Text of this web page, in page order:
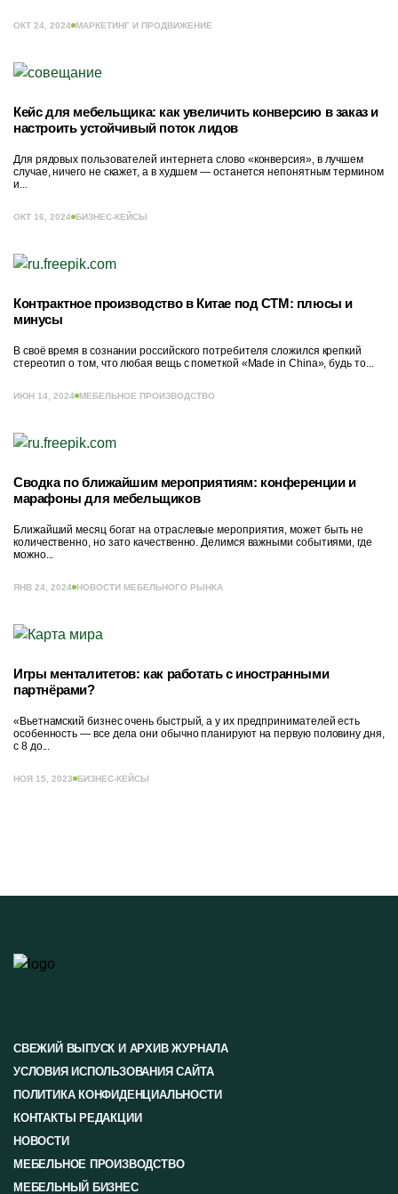
ОКТ 24, 2024 МАРКЕТИНГ И ПРОДВИЖЕНИЕ
Кейс для мебельщика: как увеличить конверсию в заказ и
настроить устойчивый поток лидов
Для рядовых пользователей интернета слово «конверсия», в лучшем
случае, ничего не скажет, а в худшем — останется непонятным термином
и...
ОКТ 16, 2024 БИЗНЕС-КЕЙСЫ
Контрактное производство в Китае под СТМ: плюсы и
минусы
В своё время в сознании российского потребителя сложился крепкий
стереотип о том, что любая вещь с пометкой «Made in China», будь то...
ИЮН 14, 2024 МЕБЕЛЬНОЕ ПРОИЗВОДСТВО
Сводка по ближайшим мероприятиям: конференции и
марафоны для мебельщиков
Ближайший месяц богат на отраслевые мероприятия, может быть не
количественно, но зато качественно. Делимся важными событиями, где
можно...
ЯНВ 24, 2024 НОВОСТИ МЕБЕЛЬНОГО РЫНКА
Игры менталитетов: как работать с иностранными
партнёрами?
«Вьетнамский бизнес очень быстрый, а у их предпринимателей есть
особенность — все дела они обычно планируют на первую половину дня,
с 8 до...
НОЯ 15, 2023 БИЗНЕС-КЕЙСЫ
СВЕЖИЙ ВЫПУСК И АРХИВ ЖУРНАЛА
УСЛОВИЯ ИСПОЛЬЗОВАНИЯ САЙТА
ПОЛИТИКА КОНФИДЕНЦИАЛЬНОСТИ
КОНТАКТЫ РЕДАКЦИИ
НОВОСТИ
МЕБЕЛЬНОЕ ПРОИЗВОДСТВО
МЕБЕЛЬНЫЙ БИЗНЕС